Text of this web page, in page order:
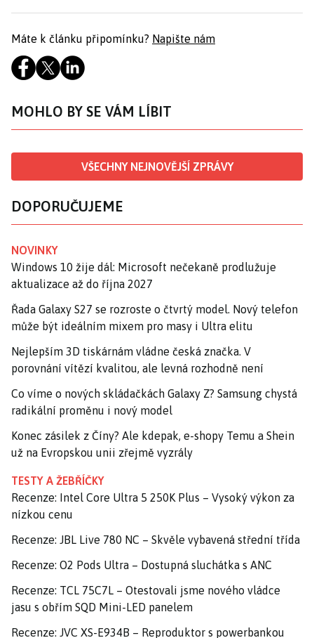
Máte k článku připomínku? Napište nám
MOHLO BY SE VÁM LÍBIT
VŠECHNY NEJNOVĚJŠÍ ZPRÁVY
DOPORUČUJEME
NOVINKY
Windows 10 žije dál: Microsoft nečekaně prodlužuje
aktualizace až do října 2027
Řada Galaxy S27 se rozroste o čtvrtý model. Nový telefon
může být ideálním mixem pro masy i Ultra elitu
Nejlepším 3D tiskárnám vládne česká značka. V
porovnání vítězí kvalitou, ale levná rozhodně není
Co víme o nových skládačkách Galaxy Z? Samsung chystá
radikální proměnu i nový model
Konec zásilek z Číny? Ale kdepak, e-shopy Temu a Shein
už na Evropskou unii zřejmě vyzrály
TESTY A ŽEBŘÍČKY
Recenze: Intel Core Ultra 5 250K Plus – Vysoký výkon za
nízkou cenu
Recenze: JBL Live 780 NC – Skvěle vybavená střední třída
Recenze: O2 Pods Ultra – Dostupná sluchátka s ANC
Recenze: TCL 75C7L – Otestovali jsme nového vládce
jasu s obřím SQD Mini-LED panelem
Recenze: JVC XS-E934B – Reproduktor s powerbankou